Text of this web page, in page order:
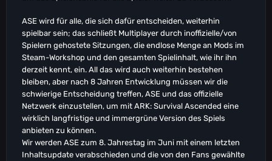
ASE wird für alle, die sich dafür entscheiden, weiterhin
spielbar sein; das schließt Multiplayer durch inoffizielle/von
Spielern gehostete Sitzungen, die endlose Menge an Mods im
Steam-Workshop und den gesamten Spielinhalt, wie ihr ihn
derzeit kennt, ein. All das wird auch weiterhin bestehen
bleiben, aber nach 8 Jahren Entwicklung müssen wir die
schwierige Entscheidung treffen, ASE und das offizielle
Netzwerk einzustellen, um mit ARK: Survival Ascended eine
wirklich langfristige und immergrüne Version des Spiels
anbieten zu können.
Wir werden ASE zum 8. Jahrestag im Juni mit einem letzten
Inhaltsupdate verabschieden und die von den Fans gewählte